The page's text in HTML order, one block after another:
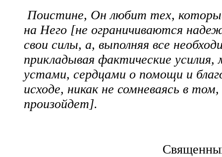
Поистине, Он любит тех,
на Него [не ограничиваются
свои силы, а, выполняя все
прикладывая фактические усилия,
устами, сердцами о помощи и
исходе, никак не сомневаясь в
произойдет].